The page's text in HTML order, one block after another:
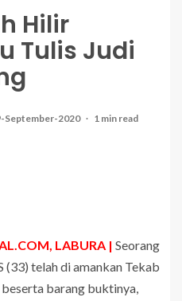
Hilir
Tulis Judi
September-2020 1 min read
LABURA | Seorang
telah di amankan Tekab
barang buktinya,